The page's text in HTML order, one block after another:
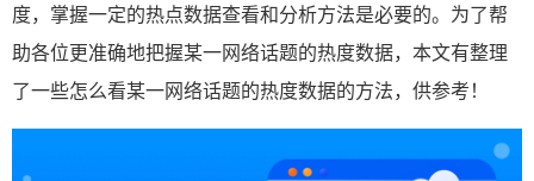
度，掌握一定的热点数据查看和分析方法是必要的。为了帮
助各位更准确地把握某一网络话题的热度数据，本文有整理
了一些怎么看某一网络话题的热度数据的方法，供参考！